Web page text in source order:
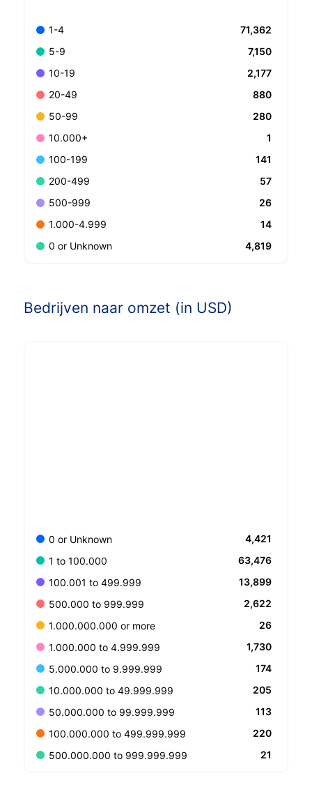
1-4
71,362
5-9
7,150
10-19
2,177
20-49
880
50-99
280
10.000+
1
100-199
141
200-499
57
500-999
26
1.000-4.999
14
0 or Unknown
4,819
Bedrijven naar omzet (in USD)
0 or Unknown
4,421
1 to 100.000
63,476
100.001 to 499.999
13,899
500.000 to 999.999
2,622
1.000.000.000 or more
26
1.000.000 to 4.999.999
1,730
5.000.000 to 9.999.999
174
10.000.000 to 49.999.999
205
50.000.000 to 99.999.999
113
100.000.000 to 499.999.999
220
500.000.000 to 999.999.999
21